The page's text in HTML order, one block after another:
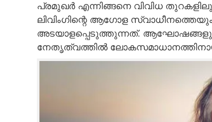
പ്രമുഖർ എന്നിങ്ങനെ വിവിധ
ലിവിംഗിന്റെ ആഗോള
അടയാളപ്പെടുത്തുന്നത്. ആഘോഷങ്ങളുടെ
നേതൃത്വത്തിൽ